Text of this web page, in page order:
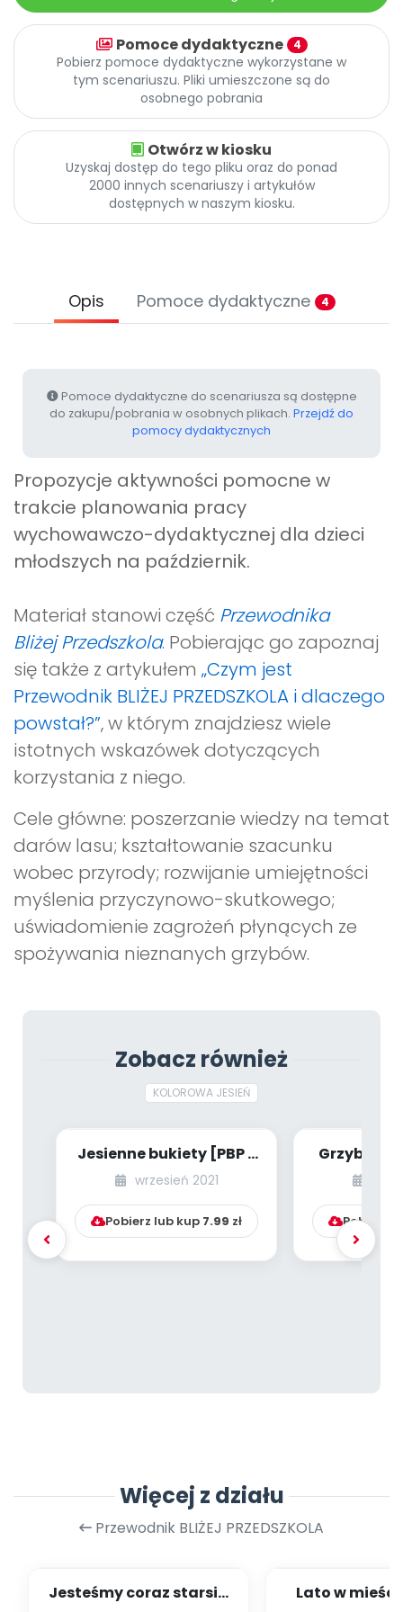
Archiwalne numery
Pomoc
Promocje
Pomoce dydaktyczne 4
Pobierz pomoce dydaktyczne wykorzystane w
tym scenariuszu. Pliki umieszczone są do
osobnego pobrania
Otwórz w kiosku
Uzyskaj dostęp do tego pliku oraz do ponad
2000 innych scenariuszy i artykułów
dostępnych w naszym kiosku.
Opis Pomoce dydaktyczne 4
Pomoce dydaktyczne do scenariusza są dostępne
do zakupu/pobrania w osobnych plikach. Przejdź do
pomocy dydaktycznych
Propozycje aktywności pomocne w
trakcie planowania pracy
wychowawczo-dydaktycznej dla dzieci
młodszych na październik.
Materiał stanowi część Przewodnika
Bliżej Przedszkola. Pobierając go zapoznaj
się także z artykułem „Czym jest
Przewodnik BLIŻEJ PRZEDSZKOLA i dlaczego
powstał?”, w którym znajdziesz wiele
istotnych wskazówek dotyczących
korzystania z niego.
Cele główne: poszerzanie wiedzy na temat
darów lasu; kształtowanie szacunku
wobec przyrody; rozwijanie umiejętności
myślenia przyczynowo-skutkowego;
uświadomienie zagrożeń płynących ze
spożywania nieznanych grzybów.
Zobacz również
KOLOROWA JESIEŃ
Jesienne bukiety [PBP -
dzieci młodsze - numer
wrzesień 2021
Pobierz lub kup 7.99 zł
Grzybki,
[PBP -
Pobierz
Więcej z działu
Przewodnik BLIŻEJ PRZEDSZKOLA
Jesteśmy coraz starsi -
Lato w